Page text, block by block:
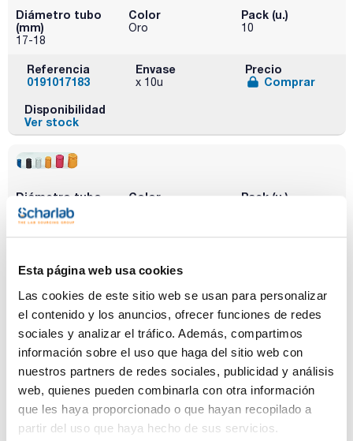
Esta página web usa cookies
Las cookies de este sitio web se usan para personalizar
el contenido y los anuncios, ofrecer funciones de redes
sociales y analizar el tráfico. Además, compartimos
información sobre el uso que haga del sitio web con
nuestros partners de redes sociales, publicidad y análisis
web, quienes pueden combinarla con otra información
que les haya proporcionado o que hayan recopilado a
partir del uso que haya hecho de sus servicios.
Diámetro tubo
(mm)
17-18
Color
Oro
Pack (u.)
10
Referencia
0191017183
Envase
x 10u
Precio
Comprar
Disponibilidad
Ver stock
Diámetro tubo
(mm)
17-18
Color Pack (u.)
0191017184
x 10 u.
Disponibilidad
Ver stock
Diámetro tubo
(mm)
17-18
Color
Negro
Pack (u.)
10
Referencia
Envase
Precio